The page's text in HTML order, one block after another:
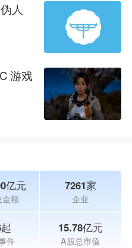
人
游戏
亿元
额
7261家
企业
件
15.78亿元
A股总市值